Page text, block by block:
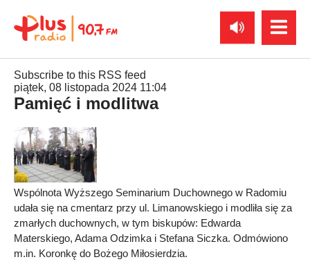
Subscribe to this RSS feed
piątek, 08 listopada 2024 11:04
Pamięć i modlitwa
Wspólnota Wyższego Seminarium Duchownego w Radomiu
udała się na cmentarz przy ul. Limanowskiego i modliła się za
zmarłych duchownych, w tym biskupów: Edwarda
Materskiego, Adama Odzimka i Stefana Siczka. Odmówiono
m.in. Koronkę do Bożego Miłosierdzia.